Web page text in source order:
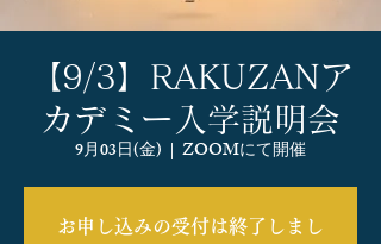
【9/3】RAKUZANア
カデミー入学説明会
9月03日(金)
  |
ZOOMにて開催
お申し込みの受付は終了しまし